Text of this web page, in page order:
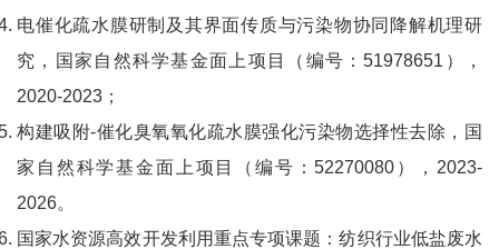
电催化疏水膜研制及其界面传质与污染物协同降解机理研
究，国家自然科学基金面上项目（编号：51978651），
2020-2023；
构建吸附-催化臭氧氧化疏水膜强化污染物选择性去除，国
家自然科学基金面上项目（编号：52270080），2023-
2026。
国家水资源高效开发利用重点专项课题：纺织行业低盐废水